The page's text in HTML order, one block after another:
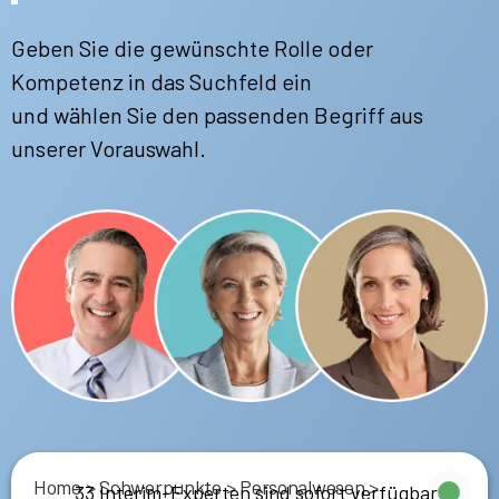
Geben Sie die gewünschte Rolle oder
Kompetenz in das Suchfeld ein
und wählen Sie den passenden Begriff aus
unserer Vorauswahl.
33 Interim-Experten sind sofort verfügbar
Home>Schwerpunkte>Personalwesen>